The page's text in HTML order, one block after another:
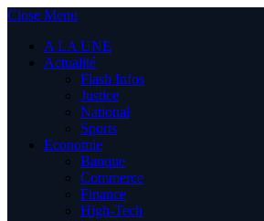
Close Menu
A LA UNE
Actualité
Flash Infos
Justice
National
Sports
Economie
Banque
Commerce
Finance
High-Tech